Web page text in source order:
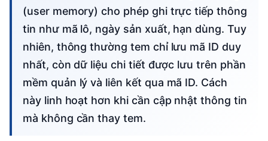
(user memory) cho phép ghi trực tiếp thông
tin như mã lô, ngày sản xuất, hạn dùng. Tuy
nhiên, thông thường tem chỉ lưu mã ID duy
nhất, còn dữ liệu chi tiết được lưu trên phần
mềm quản lý và liên kết qua mã ID. Cách
này linh hoạt hơn khi cần cập nhật thông tin
mà không cần thay tem.